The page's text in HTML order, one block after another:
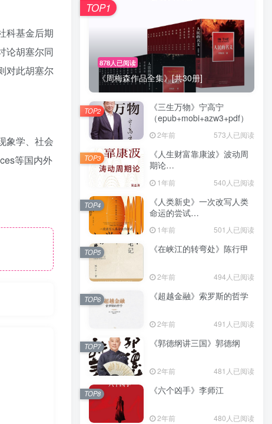
科基金后期
论胡塞尔同
对此胡塞尔
象学、社会
等国内外
878人已阅读
《周梅森作品全集》[共30册]
TOP1
《三生万物》宁高宁
（epub+mobi+azw3+pdf）
2年前 573人已阅读
TOP2
《人生财富靠康波》波动周
期论
1年前 540人已阅读
TOP3
《人类新史》一次改写人类
命运的尝试
1年前 501人已阅读
TOP4
《在峡江的转弯处》陈行甲
2年前 494人已阅读
TOP5
《超越金融》索罗斯的哲学
2年前 491人已阅读
TOP6
《郭德纲讲三国》郭德纲
2年前 481人已阅读
TOP7
《六个凶手》李师江
2年前 480人已阅读
TOP8